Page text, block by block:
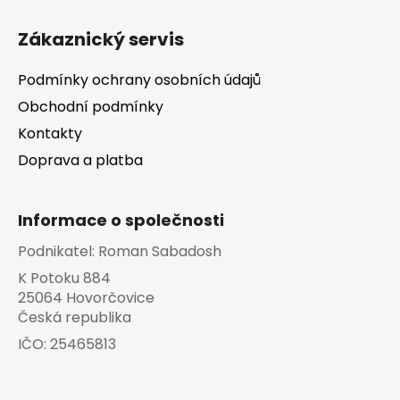
Zákaznický servis
Podmínky ochrany osobních údajů
Obchodní podmínky
Kontakty
Doprava a platba
Informace o společnosti
Podnikatel: Roman Sabadosh
K Potoku 884
25064 Hovorčovice
Česká republika
IČO: 25465813